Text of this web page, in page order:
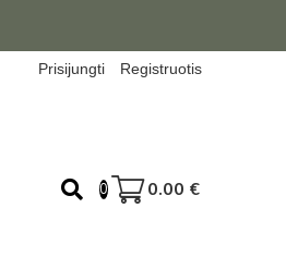
Prisijungti Registruotis
0 0.00 €